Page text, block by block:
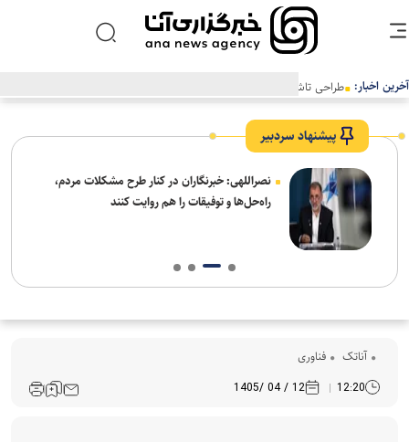
آخرین اخبار:
پیشنهاد سردبیر
نصراللهی: خبرنگاران در کنار طرح مشکلات مردم،
راه‌حل‌ها و توفیقات را هم روایت کنند
آناتک فناوری
12:20
12 / 04 /1405